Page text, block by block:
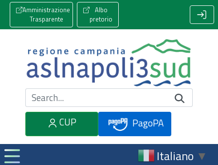
Amministrazione
Trasparente
Albo
pretorio
Cerca nel sito
CUP
PagoPA
Italiano ▼